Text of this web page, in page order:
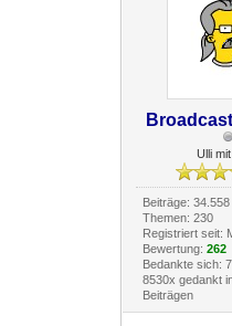
Ulli
Beiträge: 34.558
Themen: 230
Registriert seit:
Bewertung: 262
Bedankte sich:
8530x gedankt
Beiträgen